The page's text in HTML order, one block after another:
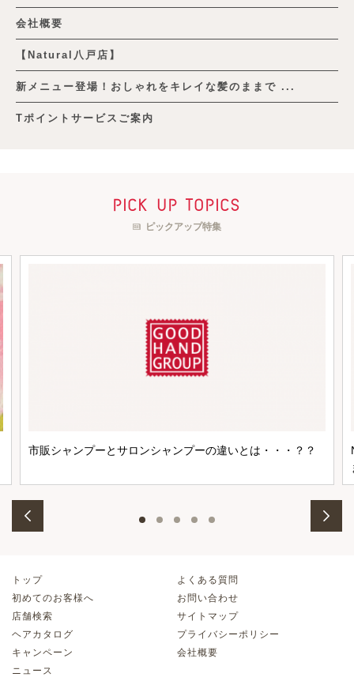
会社概要
【Natural八戸店】
新メニュー登場！おしゃれをキレイな髪のままで ...
Tポイントサービスご案内
pick up topics
ピックアップ特集
市販シャンプーとサロンシャンプーの違いとは・・・？？
トップ
初めてのお客様へ
店舗検索
ヘアカタログ
キャンペーン
ニュース
よくある質問
お問い合わせ
サイトマップ
プライバシーポリシー
会社概要